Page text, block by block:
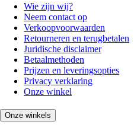
Wie zijn wij?
Neem contact op
Verkoopvoorwaarden
Retourneren en terugbetalen
Juridische disclaimer
Betaalmethoden
Prijzen en leveringsopties
Privacy verklaring
Onze winkel
Onze winkels